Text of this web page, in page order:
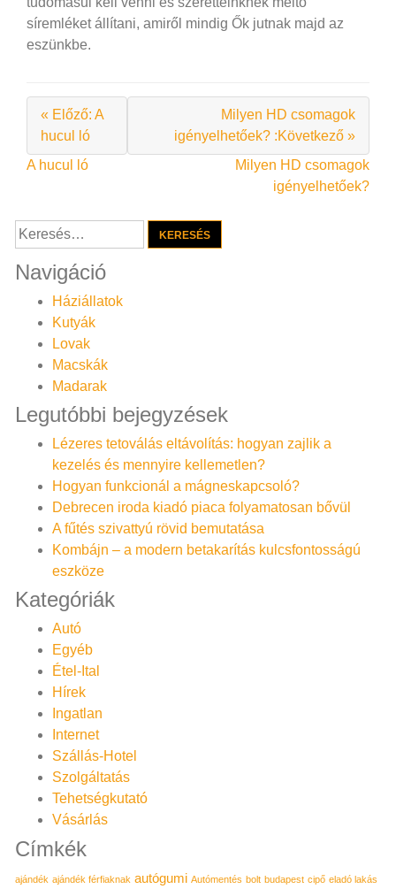
síremléket állítani, amiről mindig Ők jutnak majd az
eszünkbe.
« Előző: A
hucul ló
Milyen HD csomagok
igényelhetőek? :Következő »
Bejegyzés
A hucul ló
Milyen HD csomagok
igényelhetőek?
Keresés:
Navigáció
Háziállatok
Kutyák
Lovak
Macskák
Madarak
Legutóbbi bejegyzések
Lézeres tetoválás eltávolítás: hogyan zajlik a
kezelés és mennyire kellemetlen?
Hogyan funkcionál a mágneskapcsoló?
Debrecen iroda kiadó piaca folyamatosan bővül
A fűtés szivattyú rövid bemutatása
Kombájn – a modern betakarítás kulcsfontosságú
eszköze
Kategóriák
Autó
Egyéb
Étel-Ital
Hírek
Ingatlan
Internet
Szállás-Hotel
Szolgáltatás
Tehetségkutató
Vásárlás
Címkék
ajándék ajándék férfiaknak autógumi Autómentés bolt budapest cipő eladó lakás